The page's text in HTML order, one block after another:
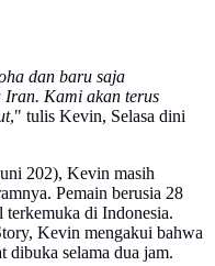
dan baru saja
Iran. Kami akan terus
," tulis Kevin, Selasa dini
202), Kevin masih
Pemain berusia 28
terkemuka di Indonesia.
Kevin mengakui bahwa
dibuka selama dua jam.